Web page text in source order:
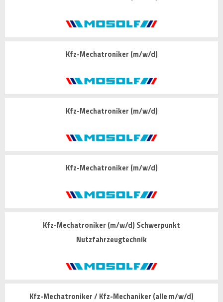
Kfz-Mechatroniker (m/w/d)
Kfz-Mechatroniker (m/w/d)
Kfz-Mechatroniker (m/w/d)
Kfz-Mechatroniker (m/w/d) Schwerpunkt
Nutzfahrzeugtechnik
Kfz-Mechatroniker / Kfz-Mechaniker (alle m/w/d)